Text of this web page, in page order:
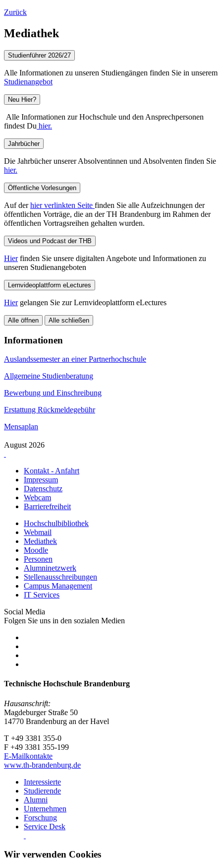
Zurück
Mediathek
Studienführer 2026/27
Alle Informationen zu unseren Studiengängen finden Sie in unserem
Studienangebot
Neu Hier?
Alle Informationen zur Hochschule und den Ansprechpersonen
findest Du hier.
Jahrbücher
Die Jahrbücher unserer Absolventinnen und Absolventen finden Sie
hier.
Öffentliche Vorlesungen
Auf derhier verlinkten Seite finden Sie alle Aufzeichnungen der
öffentlichen Vorträge, die an der TH Brandenburg im Rahmen der
öffentlichen Vortragsreihen gehalten wurden.
Videos und Podcast der THB
Hierfinden Sie unsere digitalten Angebote und Informationen zu
unseren Studienangeboten
Lernvideoplattform eLectures
Hiergelangen Sie zur Lernvideoplattform eLectures
Alle öffnen Alle schließen
Informationen
Auslandssemester an einer Partnerhochschule
Allgemeine Studienberatung
Bewerbung und Einschreibung
Erstattung Rückmeldegebühr
Mensaplan
August 2026
Kontakt - Anfahrt
Impressum
Datenschutz
Webcam
Barrierefreiheit
Hochschulbibliothek
Webmail
Mediathek
Moodle
Personen
Alumninetzwerk
Stellenausschreibungen
Campus Management
IT Services
Social Media
Folgen Sie uns in den sozialen Medien
Technische Hochschule Brandenburg
Hausanschrift:
Magdeburger Straße 50
14770 Brandenburg an der Havel
T +49 3381 355-0
F +49 3381 355-199
E-Mailkontakte
www.th-brandenburg.de
Interessierte
Studierende
Alumni
Unternehmen
Forschung
Service Desk
Wir verwenden Cookies